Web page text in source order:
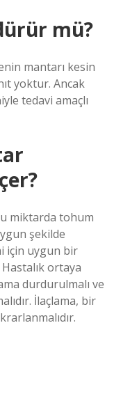
mü?
mantarı kesin
yoktur. Ancak
tedavi amaçlı
miktarda tohum
şekilde
için uygun bir
ortaya
durdurulmalı ve
İlaçlama, bir